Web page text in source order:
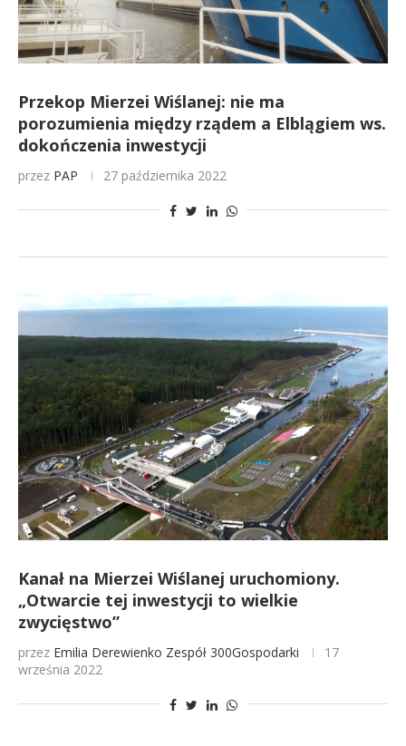
Przekop Mierzei Wiślanej: nie ma
porozumienia między rządem a Elblągiem ws.
dokończenia inwestycji
przez PAP 27 października 2022
Kanał na Mierzei Wiślanej uruchomiony.
„Otwarcie tej inwestycji to wielkie
zwycięstwo”
przez Emilia Derewienko Zespół 300Gospodarki
17
września 2022